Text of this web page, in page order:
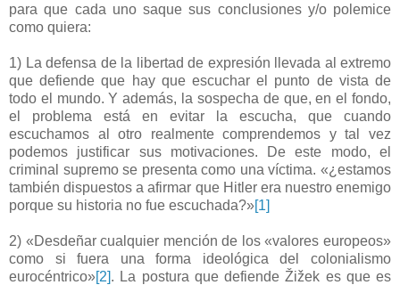
para que cada uno saque sus conclusiones y/o polemice
como quiera:
1) La defensa de la libertad de expresión llevada al extremo
que defiende que hay que escuchar el punto de vista de
todo el mundo. Y además, la sospecha de que, en el fondo,
el problema está en evitar la escucha, que cuando
escuchamos al otro realmente comprendemos y tal vez
podemos justificar sus motivaciones. De este modo, el
criminal supremo se presenta como una víctima. «¿estamos
también dispuestos a afirmar que Hitler era nuestro enemigo
porque su historia no fue escuchada?»[1]
2) «Desdeñar cualquier mención de los «valores europeos»
como si fuera una forma ideológica del colonialismo
eurocéntrico»[2]. La postura que defiende Žižek es que es